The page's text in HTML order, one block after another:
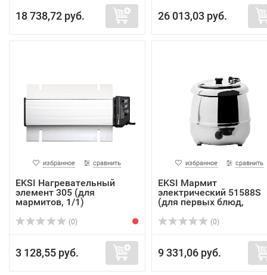
18 738,72 руб. 26 013,03 руб.
избранное сравнить
EKSI Нагревательный
элемент 305 (для
мармитов, 1/1)
(0)
3 128,55 руб.
избранное сравнить
EKSI Мармит
электрический 51588S
(для первых блюд,
нерж.,...
(0)
9 331,06 руб.